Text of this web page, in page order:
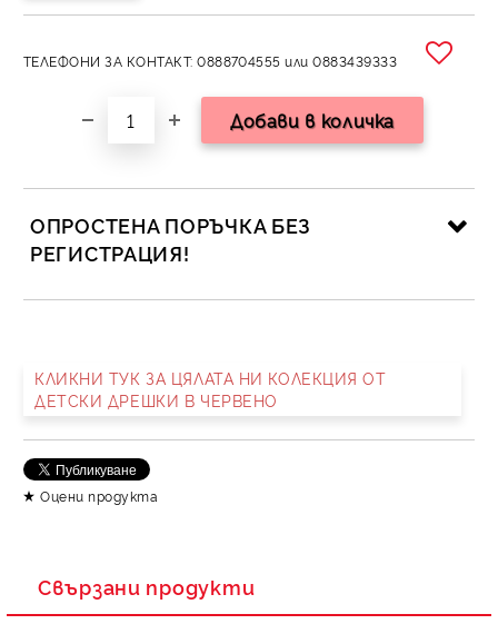
ТЕЛЕФОНИ ЗА КОНТАКТ: 0888704555 или 0883439333
ОПРОСТЕНА ПОРЪЧКА БЕЗ
РЕГИСТРАЦИЯ!
Ние ще се свържем с вас в рамките на работния ден.
КЛИКНИ ТУК ЗА ЦЯЛАТА НИ КОЛЕКЦИЯ ОТ
ДЕТСКИ ДРЕШКИ В ЧЕРВЕНО
Оцени продукта
Свързани продукти